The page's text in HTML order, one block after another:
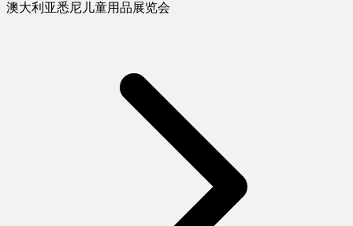
澳大利亚悉尼儿童用品展览会